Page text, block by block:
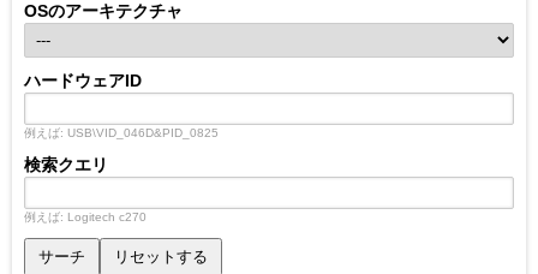
OSのアーキテクチャ
ハードウェアID
例えば: USB\VID_046D&PID_0825
検索クエリ
例えば: Logitech c270
サーチ リセットする